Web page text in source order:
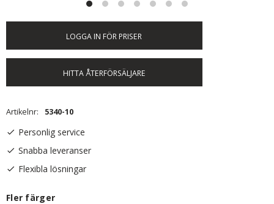
LOGGA IN FÖR PRISER
HITTA ÅTERFÖRSÄLJARE
Artikelnr 5340-10
Personlig service
Snabba leveranser
Flexibla lösningar
Fler färger